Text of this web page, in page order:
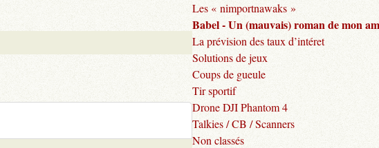
Les « nimportnawaks »
Babel - Un (mauvais) roman de mon
La prévision des taux d’intéret
Solutions de jeux
Coups de gueule
Tir sportif
Drone DJI Phantom 4
Talkies / CB / Scanners
Non classés